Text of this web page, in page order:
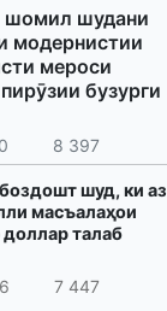
шомил шудани
модернистии
мероси
бузурги
8 397
шуд, ки аз
масъалаҳои
талаб
7 447